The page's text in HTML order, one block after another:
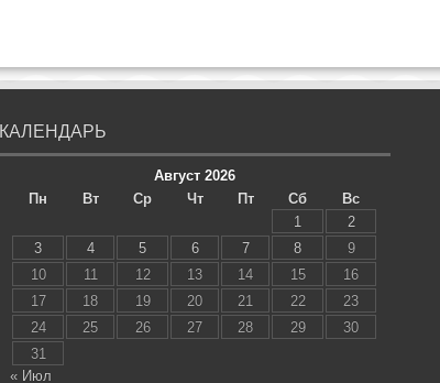
КАЛЕНДАРЬ
Август 2026
Пн
Вт Ср Чт Пт Сб
Вс
1
2
3
4 5 6 7 8
9
10
11 12 13 14 15
16
17
18 19 20 21 22
23
24
25 26 27 28 29
30
31
« Июл